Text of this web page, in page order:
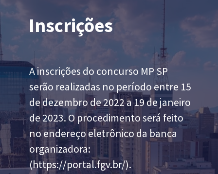
Inscrições
A inscrições do concurso MP SP
serão realizadas no período entre 15
de dezembro de 2022 a 19 de janeiro
de 2023. O procedimento será feito
no endereço eletrônico da banca
organizadora:
(https://portal.fgv.br/).